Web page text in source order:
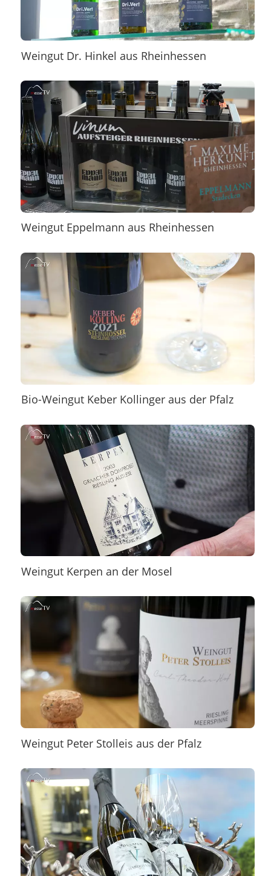
Weingut Dr. Hinkel aus Rheinhessen
Weingut Eppelmann aus Rheinhessen
Bio-Weingut Keber Kollinger aus der Pfalz
Weingut Kerpen an der Mosel
Weingut Peter Stolleis aus der Pfalz